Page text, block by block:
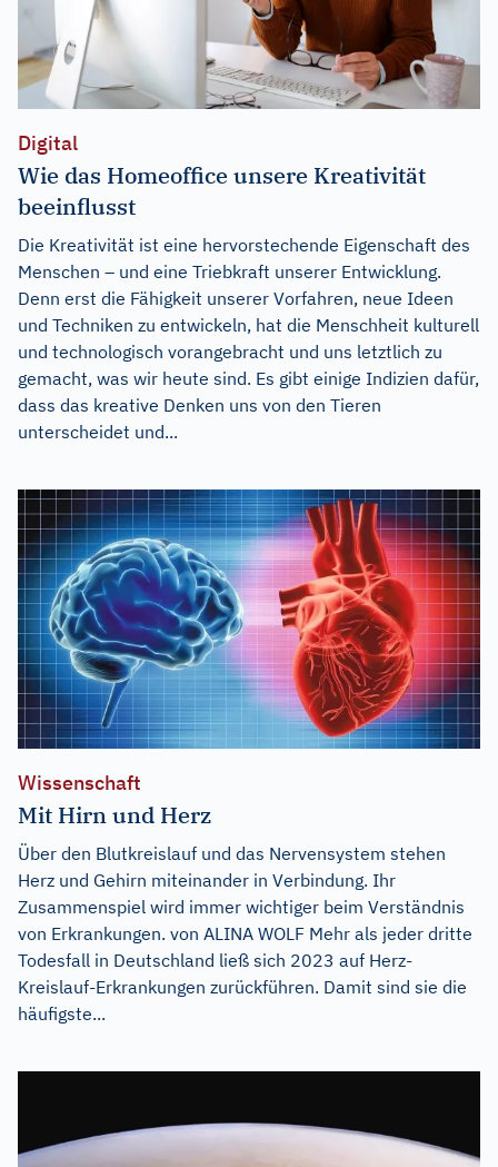
Digital
Wie das Homeoffice unsere Kreativität
beeinflusst
Die Kreativität ist eine hervorstechende Eigenschaft des
Menschen – und eine Triebkraft unserer Entwicklung.
Denn erst die Fähigkeit unserer Vorfahren, neue Ideen
und Techniken zu entwickeln, hat die Menschheit kulturell
und technologisch vorangebracht und uns letztlich zu
gemacht, was wir heute sind. Es gibt einige Indizien dafür,
dass das kreative Denken uns von den Tieren
unterscheidet und...
Wissenschaft
Mit Hirn und Herz
Über den Blutkreislauf und das Nervensystem stehen
Herz und Gehirn miteinander in Verbindung. Ihr
Zusammenspiel wird immer wichtiger beim Verständnis
von Erkrankungen. von ALINA WOLF Mehr als jeder dritte
Todesfall in Deutschland ließ sich 2023 auf Herz-
Kreislauf-Erkrankungen zurückführen. Damit sind sie die
häufigste...